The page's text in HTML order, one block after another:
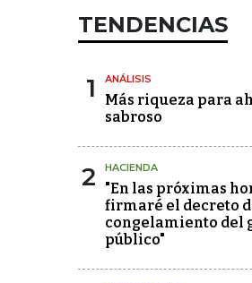
TENDENCIAS
1 ANÁLISIS
Más riqueza para
sabroso
2 HACIENDA
"En las próximas
firmaré el decreto
congelamiento del
público"